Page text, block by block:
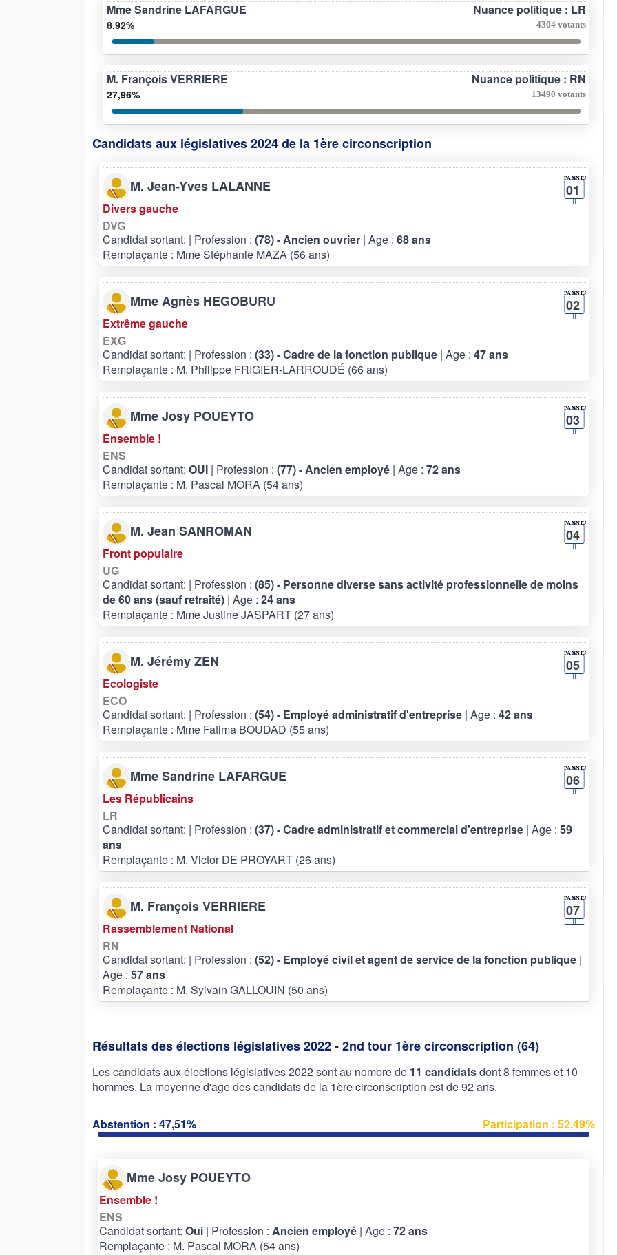
Mme Sandrine LAFARGUE Nuance politique : LR
8,92% 4304 votants
M. François VERRIERE Nuance politique : RN
27,96% 13490 votants
Candidats aux législatives 2024 de la 1ère circonscription
M. Jean-Yves LALANNE 01
Divers gauche
DVG
Candidat sortant: | Profession : (78) - Ancien ouvrier | Age : 68 ans
Remplaçante : Mme Stéphanie MAZA (56 ans)
Mme Agnès HEGOBURU 02
Extrême gauche
EXG
Candidat sortant: | Profession : (33) - Cadre de la fonction publique | Age : 47 ans
Remplaçante : M. Philippe FRIGIER-LARROUDÉ (66 ans)
Mme Josy POUEYTO 03
Ensemble !
ENS
Candidat sortant: OUI | Profession : (77) - Ancien employé | Age : 72 ans
Remplaçante : M. Pascal MORA (54 ans)
M. Jean SANROMAN 04
Front populaire
UG
Candidat sortant: | Profession : (85) - Personne diverse sans activité professionnelle de moins
de 60 ans (sauf retraité) | Age : 24 ans
Remplaçante : Mme Justine JASPART (27 ans)
M. Jérémy ZEN 05
Ecologiste
ECO
Candidat sortant: | Profession : (54) - Employé administratif d'entreprise | Age : 42 ans
Remplaçante : Mme Fatima BOUDAD (55 ans)
Mme Sandrine LAFARGUE 06
Les Républicains
LR
Candidat sortant: | Profession : (37) - Cadre administratif et commercial d'entreprise | Age : 59
ans
Remplaçante : M. Victor DE PROYART (26 ans)
M. François VERRIERE 07
Rassemblement National
RN
Candidat sortant: | Profession : (52) - Employé civil et agent de service de la fonction publique |
Age : 57 ans
Remplaçante : M. Sylvain GALLOUIN (50 ans)
Résultats des élections législatives 2022 - 2nd tour 1ère circonscription (64)
Les candidats aux élections législatives 2022 sont au nombre de 11 candidatsdont 8 femmes et 10
hommes. La moyenne d'age des candidats de la 1ère circonscription est de 92 ans.
Abstention : 47,51% Participation : 52,49%
Mme Josy POUEYTO
Ensemble !
ENS
Candidat sortant: Oui | Profession : Ancien employé | Age : 72 ans
Remplaçante : M. Pascal MORA (54 ans)